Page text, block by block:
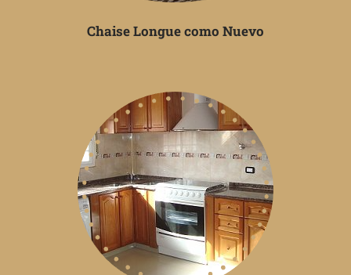
Chaise Longue como Nuevo